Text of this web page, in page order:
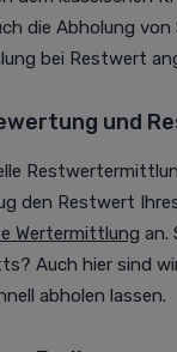
die Abholung
bei Restwert
und
den Restwert
Wertermittlung an.
Auch hier sind
abholen lassen.